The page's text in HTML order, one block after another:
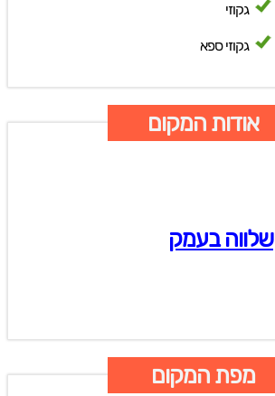
גקוזי
גקוזי ספא
אודות המקום
שלווה בעמק
מפת המקום